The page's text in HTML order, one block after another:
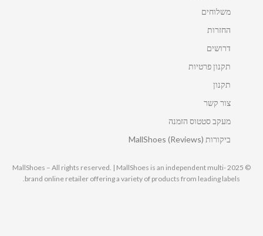
משלוחים
החזרות
דרושים
תקנון פרטיות
תקנון
צור קשר
מעקב סטטוס הזמנה
ביקורות MallShoes (Reviews)
© 2025 MallShoes – All rights reserved. | MallShoes is an independent multi-
brand online retailer offering a variety of products from leading labels.